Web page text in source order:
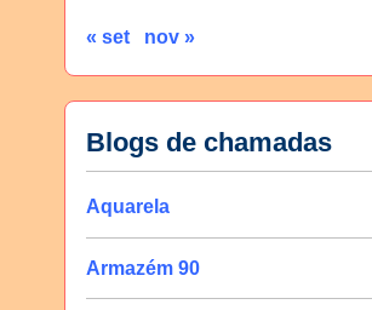
« set nov »
Blogs de chamadas
Aquarela
Armazém 90